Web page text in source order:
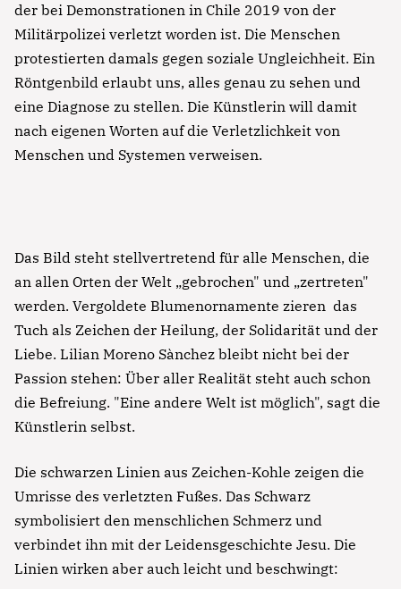
der bei Demonstrationen in Chile 2019 von der
Militärpolizei verletzt worden ist. Die Menschen
protestierten damals gegen soziale Ungleichheit. Ein
Röntgenbild erlaubt uns, alles genau zu sehen und
eine Diagnose zu stellen. Die Künstlerin will damit
nach eigenen Worten auf die Verletzlichkeit von
Menschen und Systemen verweisen.
Das Bild steht stellvertretend für alle Menschen, die
an allen Orten der Welt „gebrochen" und „zertreten"
werden. Vergoldete Blumenornamente zieren das
Tuch als Zeichen der Heilung, der Solidarität und der
Liebe. Lilian Moreno Sànchez bleibt nicht bei der
Passion stehen: Über aller Realität steht auch schon
die Befreiung. "Eine andere Welt ist möglich", sagt die
Künstlerin selbst.
Die schwarzen Linien aus Zeichen-Kohle zeigen die
Umrisse des verletzten Fußes. Das Schwarz
symbolisiert den menschlichen Schmerz und
verbindet ihn mit der Leidensgeschichte Jesu. Die
Linien wirken aber auch leicht und beschwingt:
Notfall
Lorem ipsum dolor sit amet, consectetur
adipisicing elit, sed do eiusmod tempor incididunt
ut labore et dolore magna aliqua. Ut enim ad
minim veniam, quis nostrud exercitation ullamco
Lorem ipsum dolor sit amet
Lorem ipsum dolor sit amet, consectetur
adipisicing elit, sed do eiusmod tempor incididunt
ut labore et dolore magna aliqua. Ut enim ad
minim veniam, quis nostrud exercitation ullamco